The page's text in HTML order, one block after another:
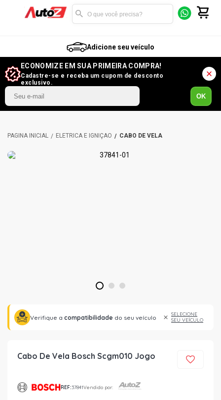
Adicione seu veículo
ECONOMIZE EM SUA PRIMEIRA COMPRA!
Cadastre-se e receba um cupom de desconto
exclusivo.
OK
ELÉTRICA E IGNIÇÃO CABO DE VELA
1 2 3
Verifique a compatibilidade do seu veículo
SELECIONE
SEU VEÍCULO
Cabo De Vela Bosch Scgm010 Jogo
REF:37841Vendido por: